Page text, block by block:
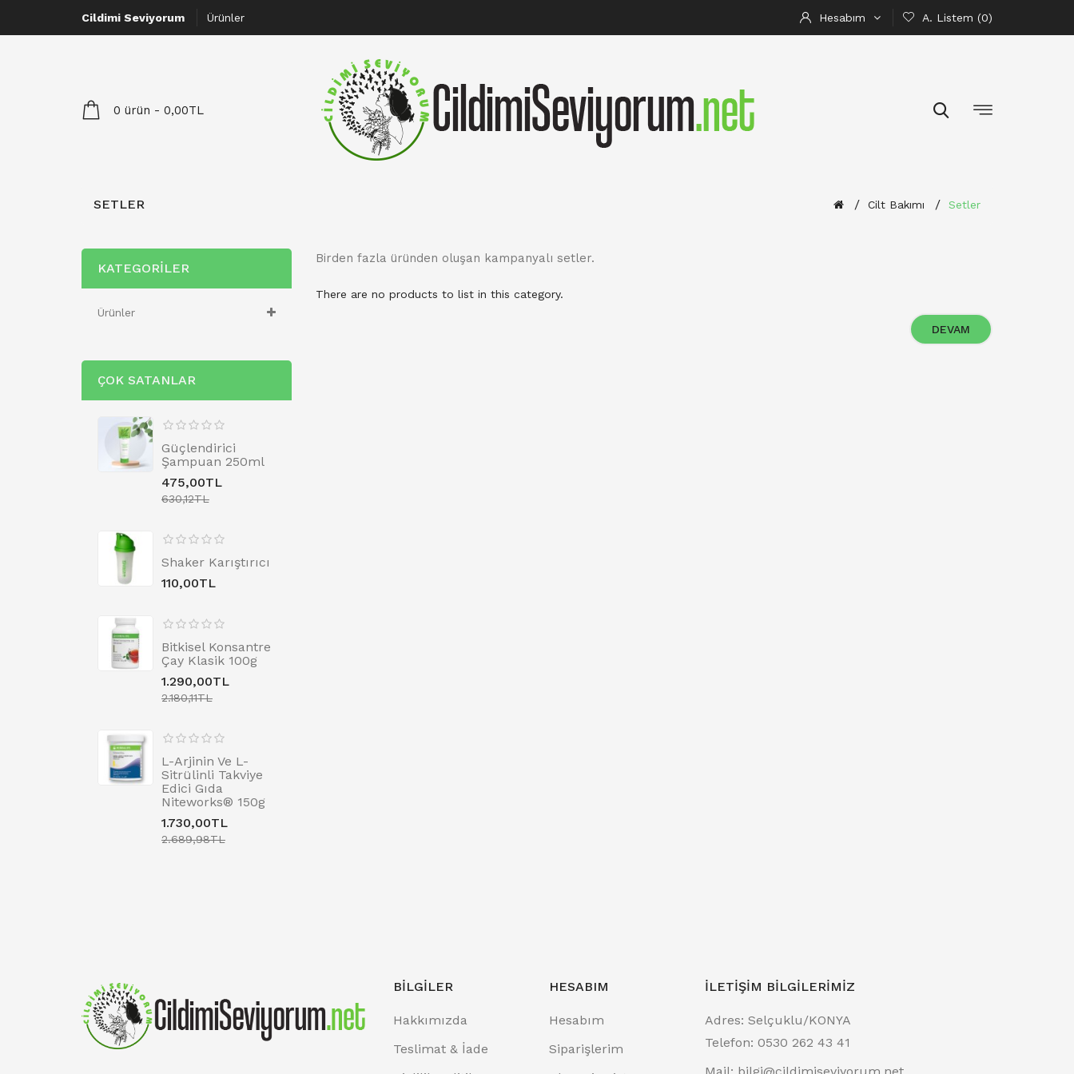
Cildimi Seviyorum Ürünler Hesabım A. Listem (0)
0 ürün - 0,00TL
SETLER Cilt Bakımı Setler
KATEGORILER
Ürünler
ÇOK SATANLAR
Güçlendirici
Şampuan 250ml
475,00TL
630,12TL
Shaker Karıştırıcı
110,00TL
Bitkisel Konsantre
Çay Klasik 100g
1.290,00TL
2.180,11TL
L-Arjinin Ve L-
Sitrülinli Takviye
Edici Gıda
Niteworks® 150g
1.730,00TL
2.689,98TL
Birden fazla üründen oluşan kampanyalı setler.
There are no products to list in this category.
DEVAM
BILGILER
Hakkımızda
Teslimat & İade
HESABIM
Hesabım
Siparişlerim
İLETIŞIM BILGILERIMIZ
Adres: Selçuklu/KONYA
Telefon: 0530 262 43 41